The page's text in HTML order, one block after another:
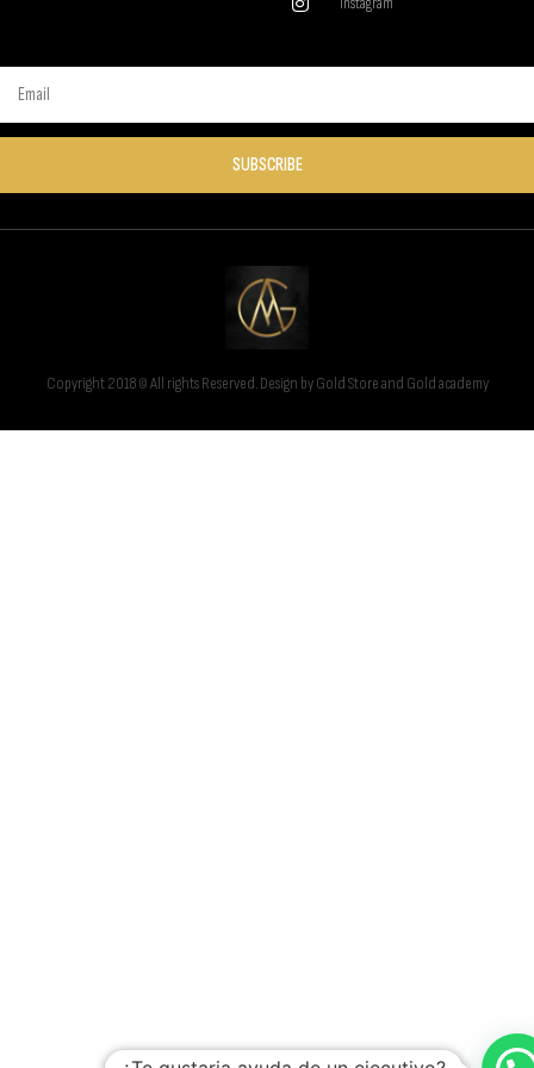
SUBSCRIBE
Copyright 2018 © All rights Reserved. Design by Gold Store and Gold academy